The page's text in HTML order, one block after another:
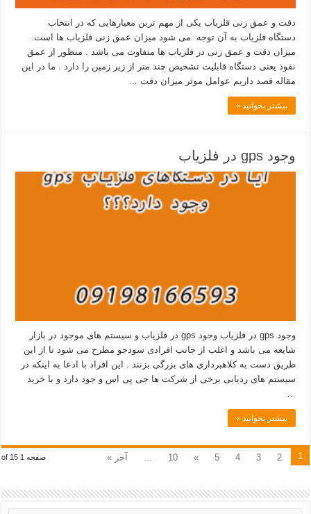
دقت و عمق زنی فلزیاب یکی از مهم ترین معیارهایی که در انتخاب
دستگاه فلزیاب به آن توجه می شود میزان عمق زنی فلزیاب ها است.
میزان دقت و عمق زنی در فلزیاب ها متفاوت می باشد . منظور از عمق
نفوذ یعنی دستگاه قابلیت تشخیص چند متر از زیر زمین را دارد . ما در این
مقاله قصد داریم عوامل موثر میزان دقت …
بیشتر بخوانید »
وجود gps در فلزیاب
وجود gps در فلزیاب وجود gps در فلزیاب و سیستم های موجود در بازار
شایعه می باشد و اغلب از جانب افرادی سودجو مطرح می شود تا از این
طریق دست به کلاهبرداری های بزرگی بزنند . این افراد با ادعا به اینکه در
سیستم های ردیابی برخی از شرکت ها جی پی اس و جود دارد و با خرید
بیشتر بخوانید »
صفحه 1 of 15 1
2
3
4
5
»
10 آخر »